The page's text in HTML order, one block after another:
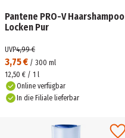
Pantene PRO-V Haarshampoo
Locken Pur
3,75 € / 300 ml
UVP4,99 €
12,50 € / 1 l
Online verfügbar
In die Filiale lieferbar